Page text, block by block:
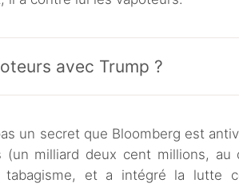
avec Trump ?
un secret que Bloomberg est
(un milliard deux cent millions, au
tabagisme, et a intégré la lutte